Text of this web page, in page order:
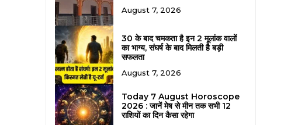
August 7, 2026
30 के बाद चमकता है इन 2 मूलांक वालों
का भाग्य, संघर्ष के बाद मिलती है बड़ी
सफलता
August 7, 2026
Today 7 August Horoscope
2026 : जानें मेष से मीन तक सभी 12
राशियों का दिन कैसा रहेगा